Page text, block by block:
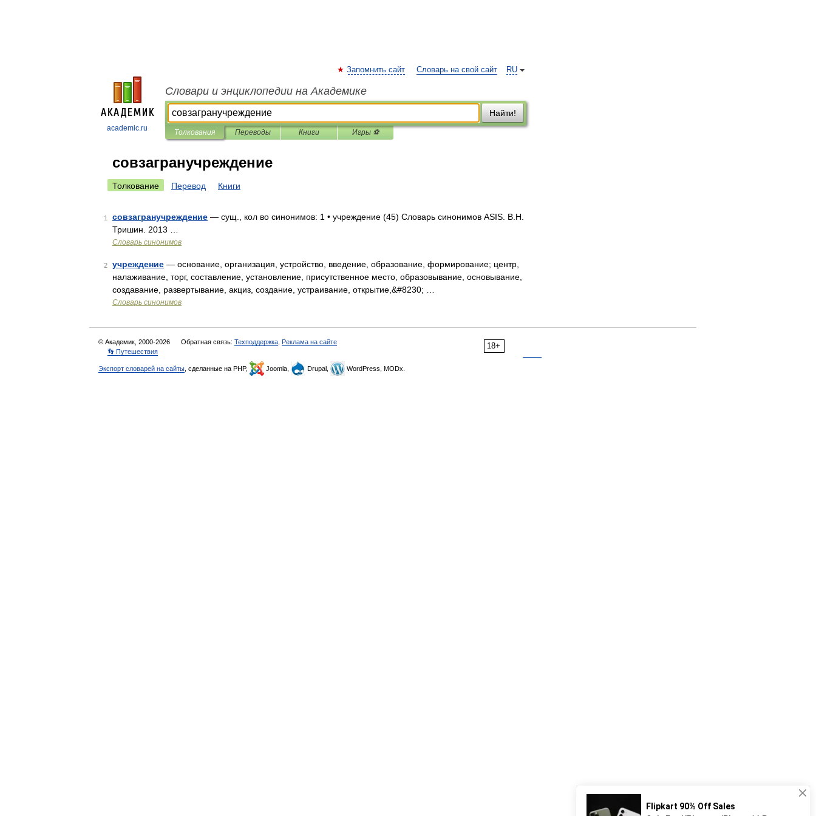
academic.ru
RU
Запомнить сайт Словарь на свой сайт
Словари и энциклопедии на Академике
Найти!
Толкования Переводы Книги Игры ⚽
совзагранучреждение
Толкование Перевод Книги
1 совзагранучреждение — сущ., кол во синонимов: 1 • учреждение (45) Словарь синонимов ASIS. В.Н.
Тришин. 2013 …
Словарь синонимов
2 учреждение — основание, организация, устройство, введение, образование, формирование; центр,
налаживание, торг, составление, установление, присутственное место, образовывание, основывание,
создавание, развертывание, акциз, создание, устраивание, открытие,&#8230; …
Словарь синонимов
18+
© Академик, 2000-2026 Обратная связь: Техподдержка Реклама на сайте
👣 Путешествия
Экспорт словарей на сайты , сделанные на PHP, Joomla, Drupal, WordPress, MODx.